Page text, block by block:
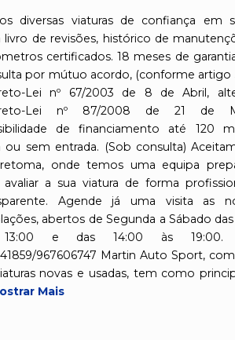
diversas viaturas de confiança em
livro de revisões, histórico de
certificados. 18 meses de
por mútuo acordo, (conforme artigo
Lei nº 67/2003 de 8 de Abril,
Lei nº 87/2008 de 21 de
de financiamento até 120
ou sem entrada. (Sob consulta)
onde temos uma equipa
avaliar a sua viatura de forma
Agende já uma visita as
abertos de Segunda a Sábado
e das 14:00 às 19:00.
967606747 Martin Auto Sport,
novas e usadas, tem como
Mais